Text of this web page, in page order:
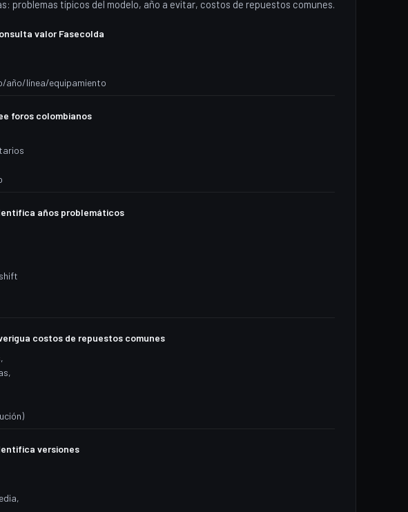
problemas típicos del modelo, año a evitar, costos de repuestos comunes.
valor Fasecolda
año/línea/equipamiento
foros colombianos
años problemáticos
costos de repuestos comunes
versiones